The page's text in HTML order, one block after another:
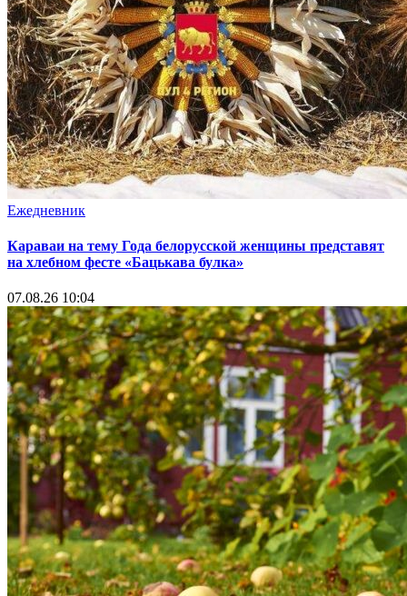
Ежедневник
Караваи на тему Года белорусской женщины представят
на хлебном фесте «Бацькава булка»
07.08.26 10:04